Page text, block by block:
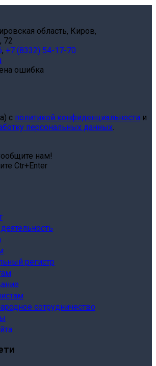
область, Киров,
72
, +7 (8332) 54-17-70
ошибка
с политикой конфиденциальности и
персональных данных
нам!
Ctr+Enter
регистр
сотрудничество